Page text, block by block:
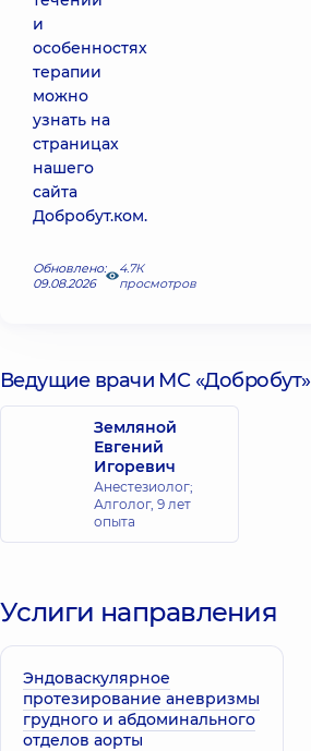
и
особенностях
терапии
можно
узнать на
страницах
нашего
сайта
Добробут.ком.
Обновлено:
09.08.2026
4.7К
просмотров
Ведущие врачи МС «Добробут»
Земляной
Евгений
Игоревич
Анестезиолог;
Алголог, 9 лет
опыта
Услиги направления
Эндоваскулярное
протезирование аневризмы
грудного и абдоминального
отделов аорты